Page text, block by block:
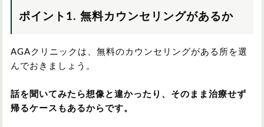
ポイント1. 無料カウンセリングがあるか
AGAクリニックは、無料のカウンセリングがある所を選
んでおきましょう。
話を聞いてみたら想像と違かったり、そのまま治療せず
帰るケースもあるからです。